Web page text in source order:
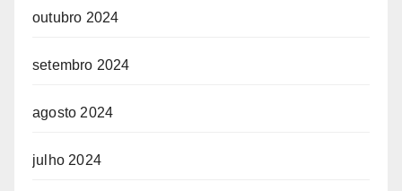
outubro 2024
setembro 2024
agosto 2024
julho 2024